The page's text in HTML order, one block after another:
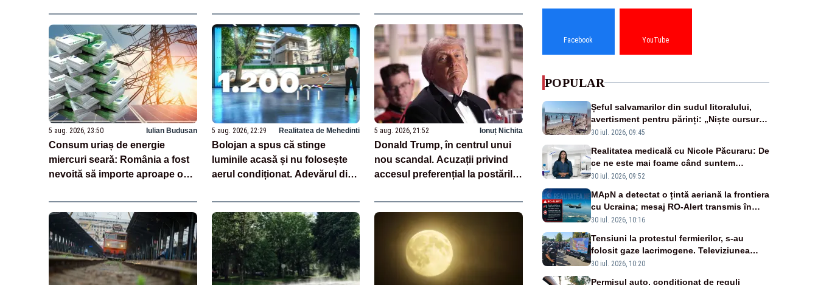
5 aug. 2026, 23:50 Iulian Budusan
Consum uriaș de energie
miercuri seară: România a fost
nevoită să importe aproape o
5 aug. 2026, 22:29 Realitatea de Mehedinti
Bolojan a spus că stinge
luminile acasă și nu folosește
aerul condiționat. Adevărul din
5 aug. 2026, 21:52 Ionuț Nichita
Donald Trump, în centrul unui
nou scandal. Acuzații privind
accesul preferențial la postările
Facebook YouTube
POPULAR
Șeful salvamarilor din sudul litoralului,
avertisment pentru părinți: „Niște cursuri
de înot la piscină nu sunt suficiente”
30 iul. 2026, 09:45
Realitatea medicală cu Nicole Păcuraru: De
ce ne este mai foame când suntem
obosiți?
30 iul. 2026, 09:52
MApN a detectat o țintă aeriană la frontiera
cu Ucraina; mesaj RO-Alert transmis în
județul Tulcea
30 iul. 2026, 10:16
Tensiuni la protestul fermierilor, s-au
folosit gaze lacrimogene. Televiziunea
Poporului face apel la calm – LIVE TEXT
30 iul. 2026, 10:20
Permisul auto, condiționat de reguli